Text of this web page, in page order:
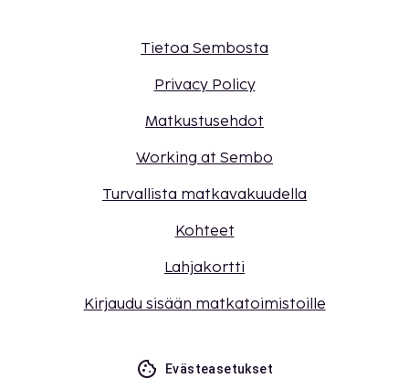
Tietoa Sembosta
Privacy Policy
Matkustusehdot
Working at Sembo
Turvallista matkavakuudella
Kohteet
Lahjakortti
Kirjaudu sisään matkatoimistoille
Evästeasetukset